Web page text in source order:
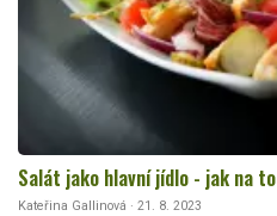
Salát jako hlavní jídlo - jak na to
Kateřina Gallinová · 21. 8. 2023